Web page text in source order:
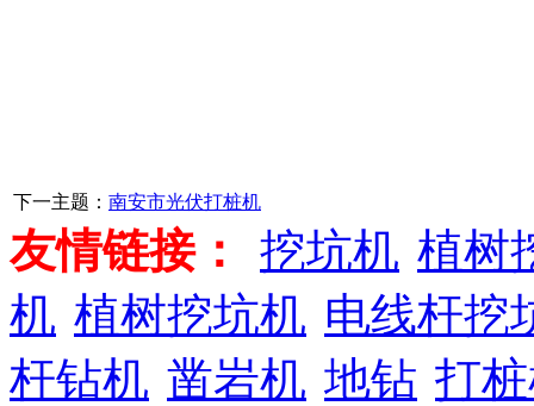
下一主题： 南安市光伏打桩机
友情链接： 挖坑机 植树
机 植树挖坑机 电线杆挖
杆钻机 凿岩机 地钻 打